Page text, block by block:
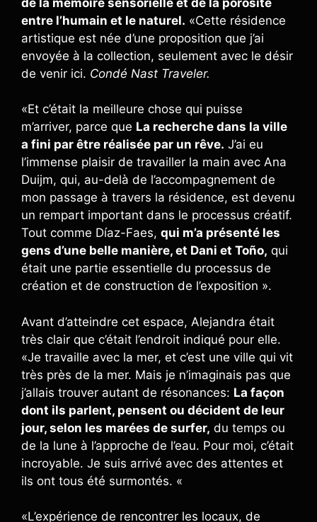
entre l’humain et le naturel. «Cette résidence
artistique est née d’une proposition que j’ai
envoyée à la collection, seulement avec le désir
de venir ici. Condé Nast Traveler.
«Et c’était la meilleure chose qui puisse
m’arriver, parce que La recherche dans la ville
a fini par être réalisée par un rêve. J’ai eu
l’immense plaisir de travailler la main avec Ana
Duijm, qui, au-delà de l’accompagnement de
mon passage à travers la résidence, est devenu
un rempart important dans le processus créatif.
Tout comme Díaz-Faes, qui m’a présenté les
gens d’une belle manière, et Dani et Toño, qui
était une partie essentielle du processus de
création et de construction de l’exposition ».
Avant d’atteindre cet espace, Alejandra était
très clair que c’était l’endroit indiqué pour elle.
«Je travaille avec la mer, et c’est une ville qui vit
très près de la mer. Mais je n’imaginais pas que
j’allais trouver autant de résonances: La façon
dont ils parlent, pensent ou décident de leur
jour, selon les marées de surfer, du temps ou
de la lune à l’approche de l’eau. Pour moi, c’était
incroyable. Je suis arrivé avec des attentes et
ils ont tous été surmontés. «
«L’expérience de rencontrer les locaux, de